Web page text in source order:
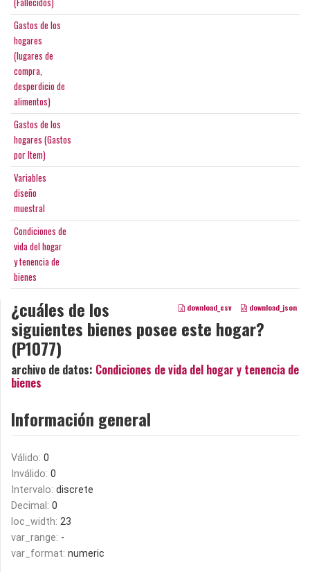
Gastos de los
hogares
(lugares de
compra,
desperdicio de
alimentos)
Gastos de los
hogares (Gastos
por Item)
Variables
diseño
muestral
Condiciones de
vida del hogar
y tenencia de
bienes
download_csv download_json
¿cuáles de los
siguientes bienes posee este hogar?
(P1077)
archivo de datos: Condiciones de vida del hogar y tenencia de
bienes
Información general
Válido: 0
Inválido: 0
Intervalo: discrete
Decimal: 0
loc_width: 23
var_range: -
var_format: numeric